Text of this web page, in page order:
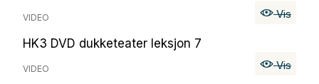
VIDEO Vis
HK3 DVD dukketeater leksjon 7
VIDEO Vis